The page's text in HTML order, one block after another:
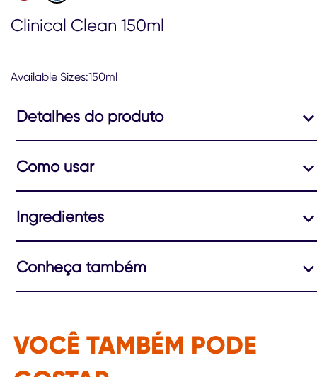
Clinical Clean 150ml
Available Sizes:150ml
Detalhes do produto
Como usar
Ingredientes
Conheça também
VOCÊ TAMBÉM PODE